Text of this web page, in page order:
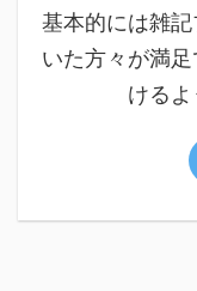
基本的には雑
いた方々が満
けるよ